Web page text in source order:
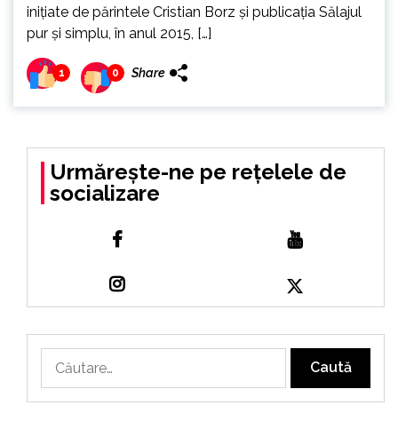
inițiate de părintele Cristian Borz și publicația Sălajul
pur și simplu, în anul 2015, […]
1 0 Share
Urmărește-ne pe rețelele de
socializare
după: